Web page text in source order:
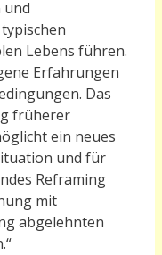
und
Lebens führen.
Erfahrungen
Das
früherer
ein neues
und für
Reframing
mit
abgelehnten